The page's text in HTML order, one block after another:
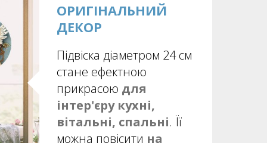
ОРИГІНАЛЬНИЙ
ДЕКОР
Підвіска діаметром 24 см
стане ефектною
прикрасою для
інтер'єру кухні,
вітальні, спальні. Її
можна повісити на